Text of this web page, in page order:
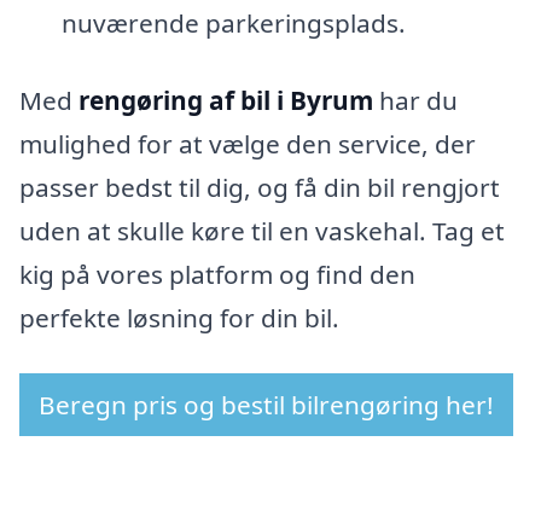
nuværende parkeringsplads.
Med rengøring af bil i Byrum har du
mulighed for at vælge den service, der
passer bedst til dig, og få din bil rengjort
uden at skulle køre til en vaskehal. Tag et
kig på vores platform og find den
perfekte løsning for din bil.
Beregn pris og bestil bilrengøring her!